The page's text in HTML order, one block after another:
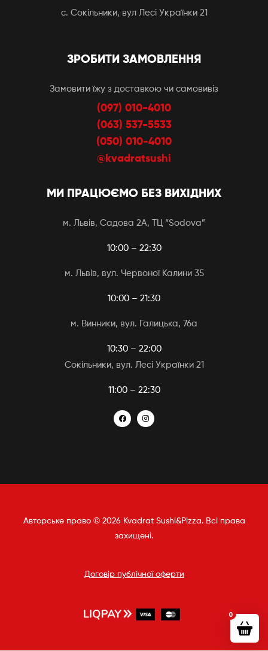
с. Сокільники, вул Лесі Українки 21
ЗРОБИТИ ЗАМОВЛЕННЯ
Замовити їжу з доставкою чи самовивіз
(097) 010-4010
(063) 537-5533
(050) 010-4010
@kvadratsushi
МИ ПРАЦЮЄМО БЕЗ ВИХІДНИХ
м. Львів, Садова 2А, ТЦ “Sodova”
10:00 – 22:30
м. Львів, вул. Червоної Калини 35
10:00 – 21:30
м. Винники, вул. Галицька, 76а
10:30 – 22:00
Сокільники, вул. Лесі Українки 21
11:00 – 22:30
Авторське право © 2026 Kvadrat Sushi&Pizza. Всі права
захищені.
Договір публічної оферти
0